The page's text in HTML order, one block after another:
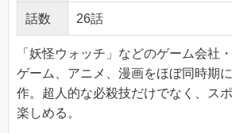
話数 26話
「妖怪ウォッチ」などのゲーム会社
ゲーム、アニメ、漫画をほぼ同時期
作。超人的な必殺技だけでなく、ス
楽しめる。